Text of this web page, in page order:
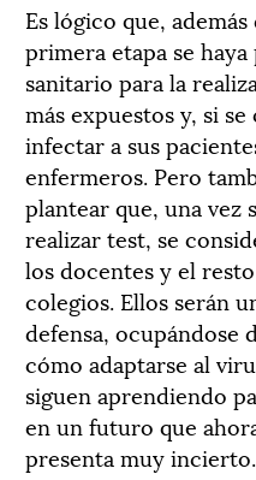
Es lógico que,
primera etapa se
sanitario para la
más expuestos y, si
infectar a sus
enfermeros. Pero
plantear que, una vez
realizar test, se
los docentes y el
colegios. Ellos serán
defensa, ocupándose
cómo adaptarse al
siguen aprendiendo
en un futuro que
presenta muy incierto.